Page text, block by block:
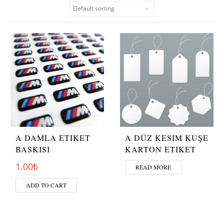
A DAMLA ETIKET
BASKISI
1.00₺
ADD TO CART
A DÜZ KESIM KUŞE
KARTON ETIKET
READ MORE